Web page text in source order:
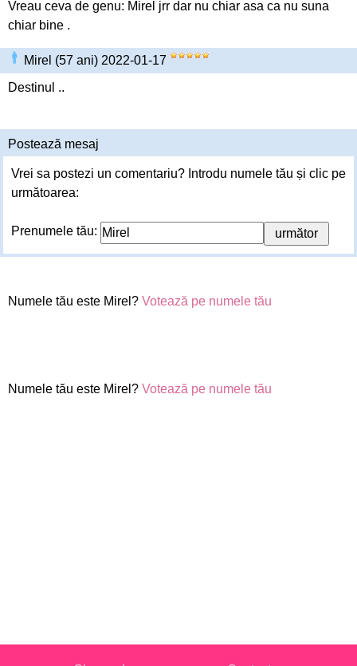
Vreau ceva de genu: Mirel jrr dar nu chiar asa ca nu suna
chiar bine .
Mirel (57 ani) 2022-01-17
Destinul ..
Postează mesaj
Vrei sa postezi un comentariu? Introdu numele tău și clic pe
următoarea:
Prenumele tău:
Numele tău este Mirel? Votează pe numele tău
Numele tău este Mirel? Votează pe numele tău